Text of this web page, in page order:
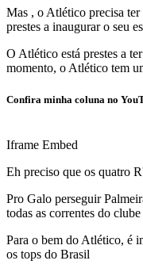
Mas , o Atlético precisa
prestes a inaugurar o seu
O Atlético está prestes a
momento, o Atlético tem
Confira minha coluna no
Iframe Embed
Eh preciso que os quatro
Pro Galo perseguir
todas as correntes do
Para o bem do Atlético, é
os tops do Brasil